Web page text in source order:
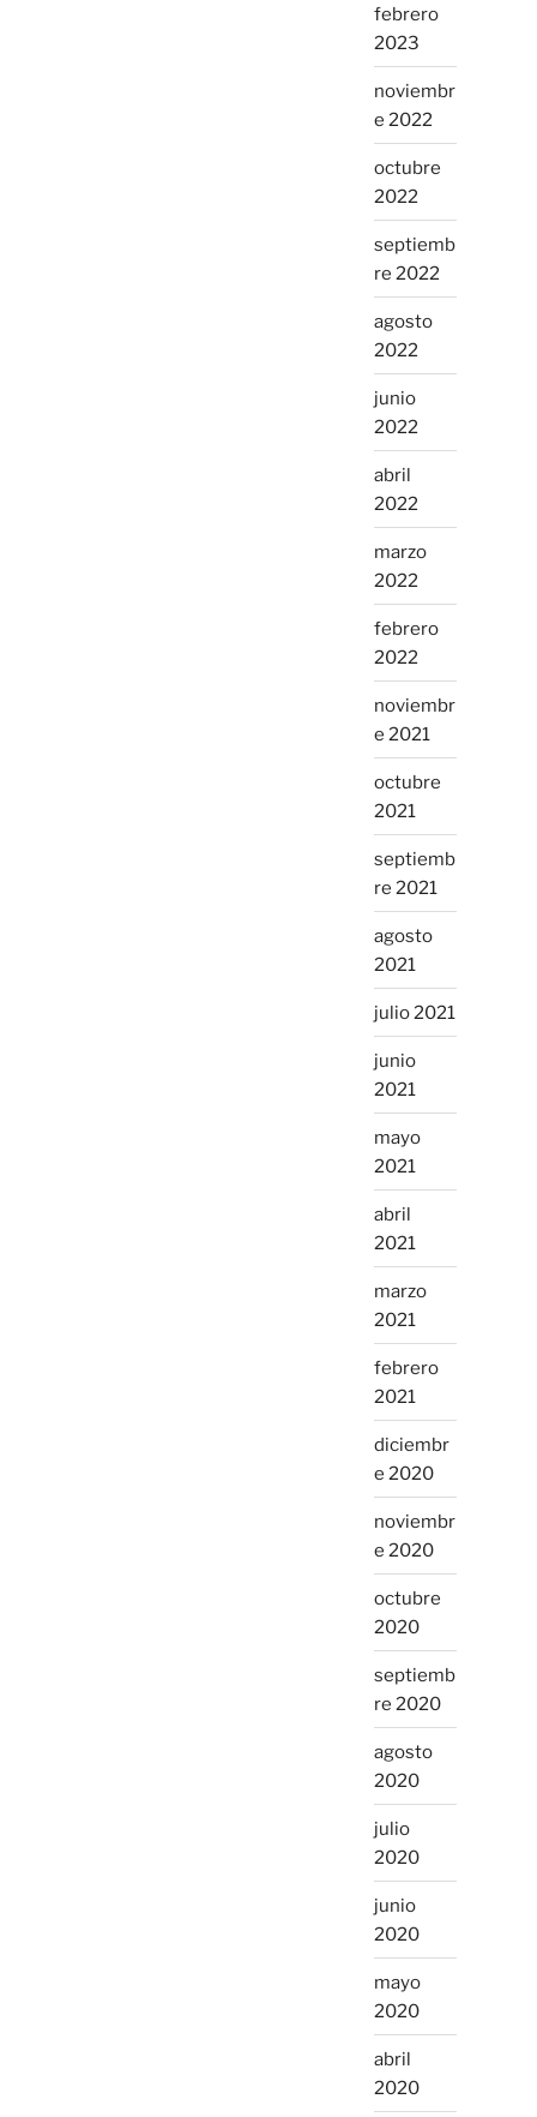
febrero
2023
noviembr
e 2022
octubre
2022
septiemb
re 2022
agosto
2022
junio
2022
abril
2022
marzo
2022
febrero
2022
noviembr
e 2021
octubre
2021
septiemb
re 2021
agosto
2021
julio 2021
junio
2021
mayo
2021
abril
2021
marzo
2021
febrero
2021
diciembr
e 2020
noviembr
e 2020
octubre
2020
septiemb
re 2020
agosto
2020
julio
2020
junio
2020
mayo
2020
abril
2020